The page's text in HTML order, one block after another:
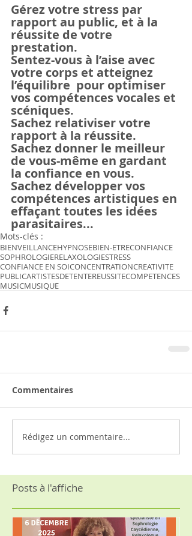
Gérez votre stress par
rapport au public, et à la
réussite de votre
prestation.
Sentez-vous à l’aise avec
votre corps et atteignez
l’équilibre  pour optimiser
vos compétences vocales et
scéniques.
Sachez relativiser votre
rapport à la réussite.
Sachez donner le meilleur
de vous-même en gardant
la confiance en vous.
Sachez développer vos
compétences artistiques en
effaçant toutes les idées
parasitaires...
Mots-clés :
BIENVEILLANCEHYPNOSEBIEN-ETRECONFIANCE
SOPHROLOGIERELAXOLOGIESTRESS
CONFIANCE EN SOICONCENTRATIONCREATIVITE
PUBLICARTISTESDETENTEREUSSITECOMPETENCES
MUSICMUSIQUE
Commentaires
Rédigez un commentaire...
Posts à l'affiche